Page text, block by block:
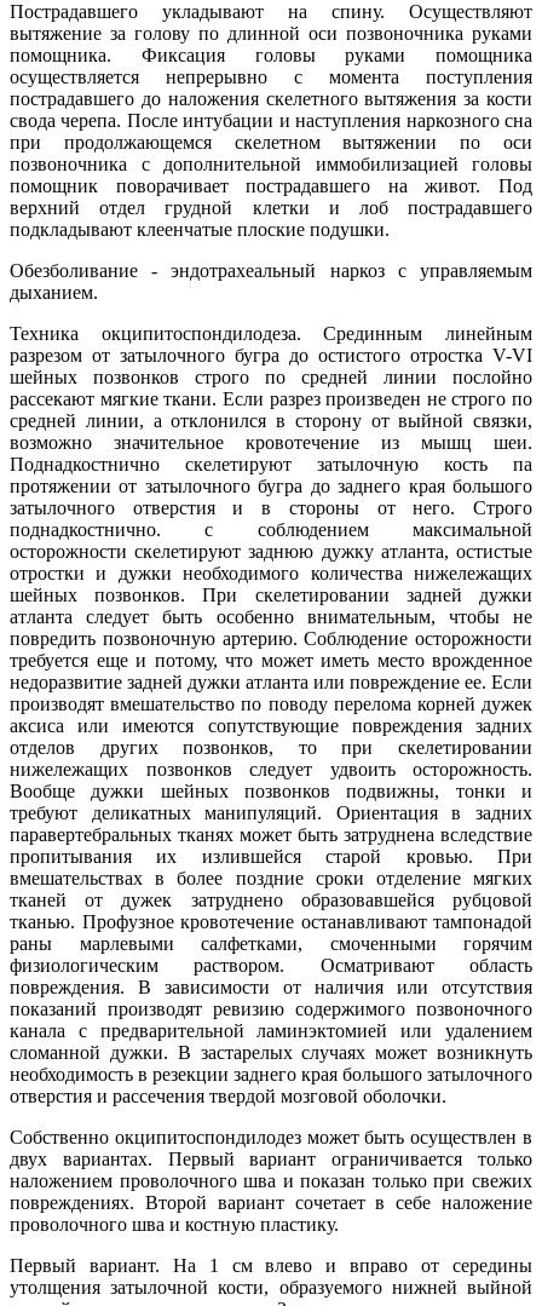
Пострадавшего укладывают на спину. Осуществляют
вытяжение за голову по длинной оси позвоночника руками
помощника. Фиксация головы руками помощника
осуществляется непрерывно с момента поступления
пострадавшего до наложения скелетного вытяжения за кости
свода черепа. После интубации и наступления наркозного сна
при продолжающемся скелетном вытяжении по оси
позвоночника с дополнительной иммобилизацией головы
помощник поворачивает пострадавшего на живот. Под
верхний отдел грудной клетки и лоб пострадавшего
подкладывают клеенчатые плоские подушки.
Обезболивание - эндотрахеальный наркоз с управляемым
дыханием.
Техника окципитоспондилодеза. Срединным линейным
разрезом от затылочного бугра до остистого отростка V-VI
шейных позвонков строго по средней линии послойно
рассекают мягкие ткани. Если разрез произведен не строго по
средней линии, а отклонился в сторону от выйной связки,
возможно значительное кровотечение из мышц шеи.
Поднадкостнично скелетируют затылочную кость па
протяжении от затылочного бугра до заднего края большого
затылочного отверстия и в стороны от него. Строго
поднадкостнично. с соблюдением максимальной
осторожности скелетируют заднюю дужку атланта, остистые
отростки и дужки необходимого количества нижележащих
шейных позвонков. При скелетировании задней дужки
атланта следует быть особенно внимательным, чтобы не
повредить позвоночную артерию. Соблюдение осторожности
требуется еще и потому, что может иметь место врожденное
недоразвитие задней дужки атланта или повреждение ее. Если
производят вмешательство по поводу перелома корней дужек
аксиса или имеются сопутствующие повреждения задних
отделов других позвонков, то при скелетировании
нижележащих позвонков следует удвоить осторожность.
Вообще дужки шейных позвонков подвижны, тонки и
требуют деликатных манипуляций. Ориентация в задних
паравертебральных тканях может быть затруднена вследствие
пропитывания их излившейся старой кровью. При
вмешательствах в более поздние сроки отделение мягких
тканей от дужек затруднено образовавшейся рубцовой
тканью. Профузное кровотечение останавливают тампонадой
раны марлевыми салфетками, смоченными горячим
физиологическим раствором. Осматривают область
повреждения. В зависимости от наличия или отсутствия
показаний производят ревизию содержимого позвоночного
канала с предварительной ламинэктомией или удалением
сломанной дужки. В застарелых случаях может возникнуть
необходимость в резекции заднего края большого затылочного
отверстия и рассечения твердой мозговой оболочки.
Собственно окципитоспондилодез может быть осуществлен в
двух вариантах. Первый вариант ограничивается только
наложением проволочного шва и показан только при свежих
повреждениях. Второй вариант сочетает в себе наложение
проволочного шва и костную пластику.
Первый вариант. На 1 см влево и вправо от середины
утолщения затылочной кости, образуемого нижней выйной